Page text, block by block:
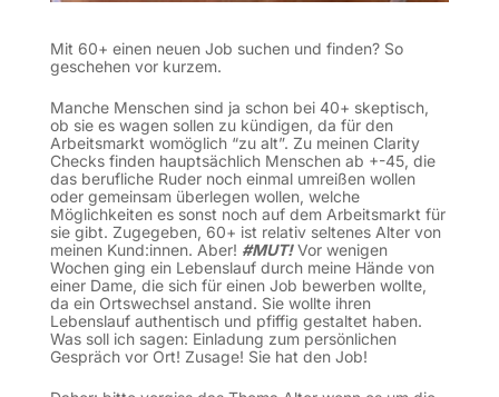
Mit 60+ einen neuen Job suchen und finden? So
geschehen vor kurzem.
Manche Menschen sind ja schon bei 40+ skeptisch,
ob sie es wagen sollen zu kündigen, da für den
Arbeitsmarkt womöglich “zu alt”. Zu meinenClarity
Checksfinden hauptsächlich Menschen ab +-45, die
das berufliche Ruder noch einmal umreißen wollen
oder gemeinsam überlegen wollen, welche
Möglichkeiten es sonst noch auf dem Arbeitsmarkt für
sie gibt. Zugegeben, 60+ ist relativ seltenes Alter von
meinen Kund:innen. Aber! #MUT!Vor wenigen
Wochen ging ein Lebenslauf durch meine Hände von
einer Dame, die sich für einen Job bewerben wollte,
da ein Ortswechsel anstand. Sie wollte ihren
Lebenslauf authentisch und pfiffig gestaltet haben.
Was soll ich sagen: Einladung zum persönlichen
Gespräch vor Ort! Zusage! Sie hat den Job!